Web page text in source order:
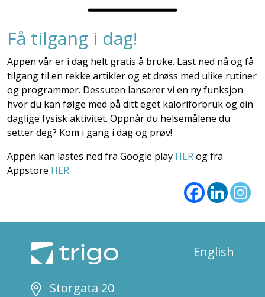
Få tilgang i dag!
Appen vår er i dag helt gratis å bruke. Last ned nå og få
tilgang til en rekke artikler og et drøss med ulike rutiner
og programmer. Dessuten lanserer vi en ny funksjon
hvor du kan følge med på ditt eget kaloriforbruk og din
daglige fysisk aktivitet. Oppnår du helsemålene du
setter deg? Kom i gang i dag og prøv!
Appen kan lastes ned fra Google play HERog fra
Appstore HER.
English
Storgata 20